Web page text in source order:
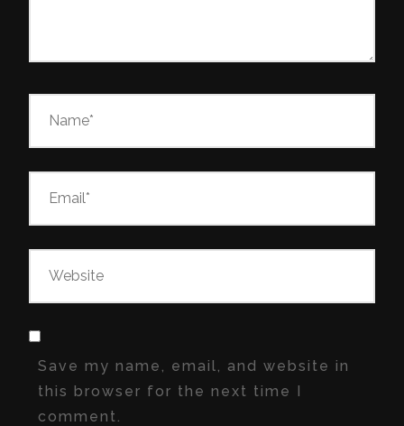
Save my name, email, and website in
this browser for the next time I
comment.